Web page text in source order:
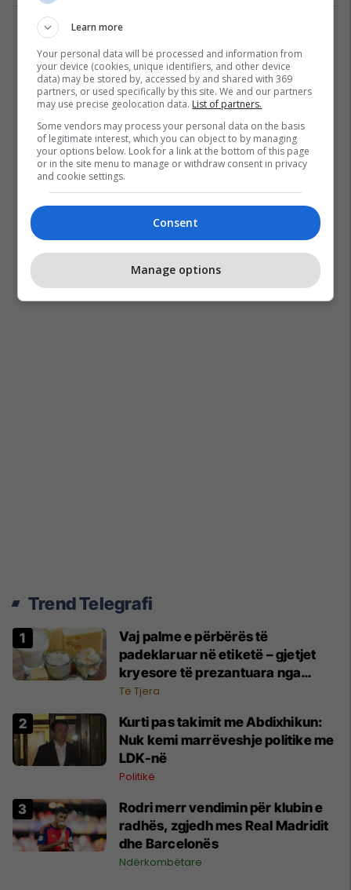
Trend Telegrafi
Vaj palme e përbërës të
padeklaruar në etiketë – gjetjet
kryesore të prezantuara nga
AUV-i pas kontrollit në sektorin e
Të Tjera
Kurti pas takimit me Abdixhikun:
Nuk kemi marrëveshje politike me
LDK-në
Politikë
Rodri merr vendimin për klubin e
radhës, zgjedh mes Real Madridit
dhe Barcelonës
Ndërkombëtare
Learn more
Your personal data will be processed and information from
your device (cookies, unique identifiers, and other device
data) may be stored by, accessed by and shared with 369
partners, or used specifically by this site. We and our partners
may use precise geolocation data. List of partners.
Some vendors may process your personal data on the basis
of legitimate interest, which you can object to by managing
your options below. Look for a link at the bottom of this page
or in the site menu to manage or withdraw consent in privacy
and cookie settings.
Consent
Manage options